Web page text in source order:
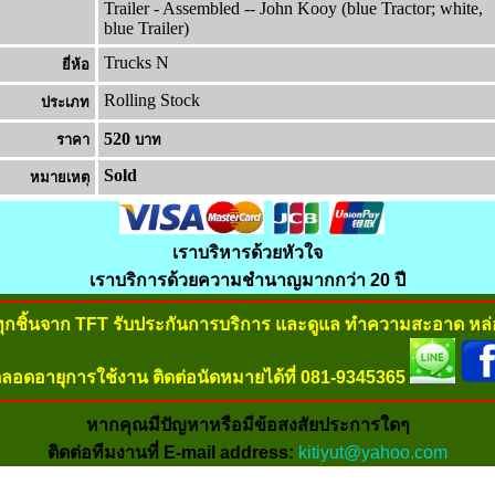
Trailer - Assembled -- John Kooy (blue Tractor; white,
blue Trailer)
ยี่ห้อ Trucks N
ประเภท Rolling Stock
ราคา 520 บาท
หมายเหต Sold
เราบริหารด้วยหัวใจ
เราบริการด้วยความชำนาญมากกว่า 20 ปี
ชิ้นจาก TFT รับประกันการบริการ และดูแล ทำความสะอาด ห
อดอายุการใช้งาน ติดต่อนัดหมายได้ที่ 081-9345365
หากคุณมีปัญหาหรือมีข้อสงสัยประการใดๆ
ติดต่อทีมงานที่ E-mail address: kitiyut@yahoo.com